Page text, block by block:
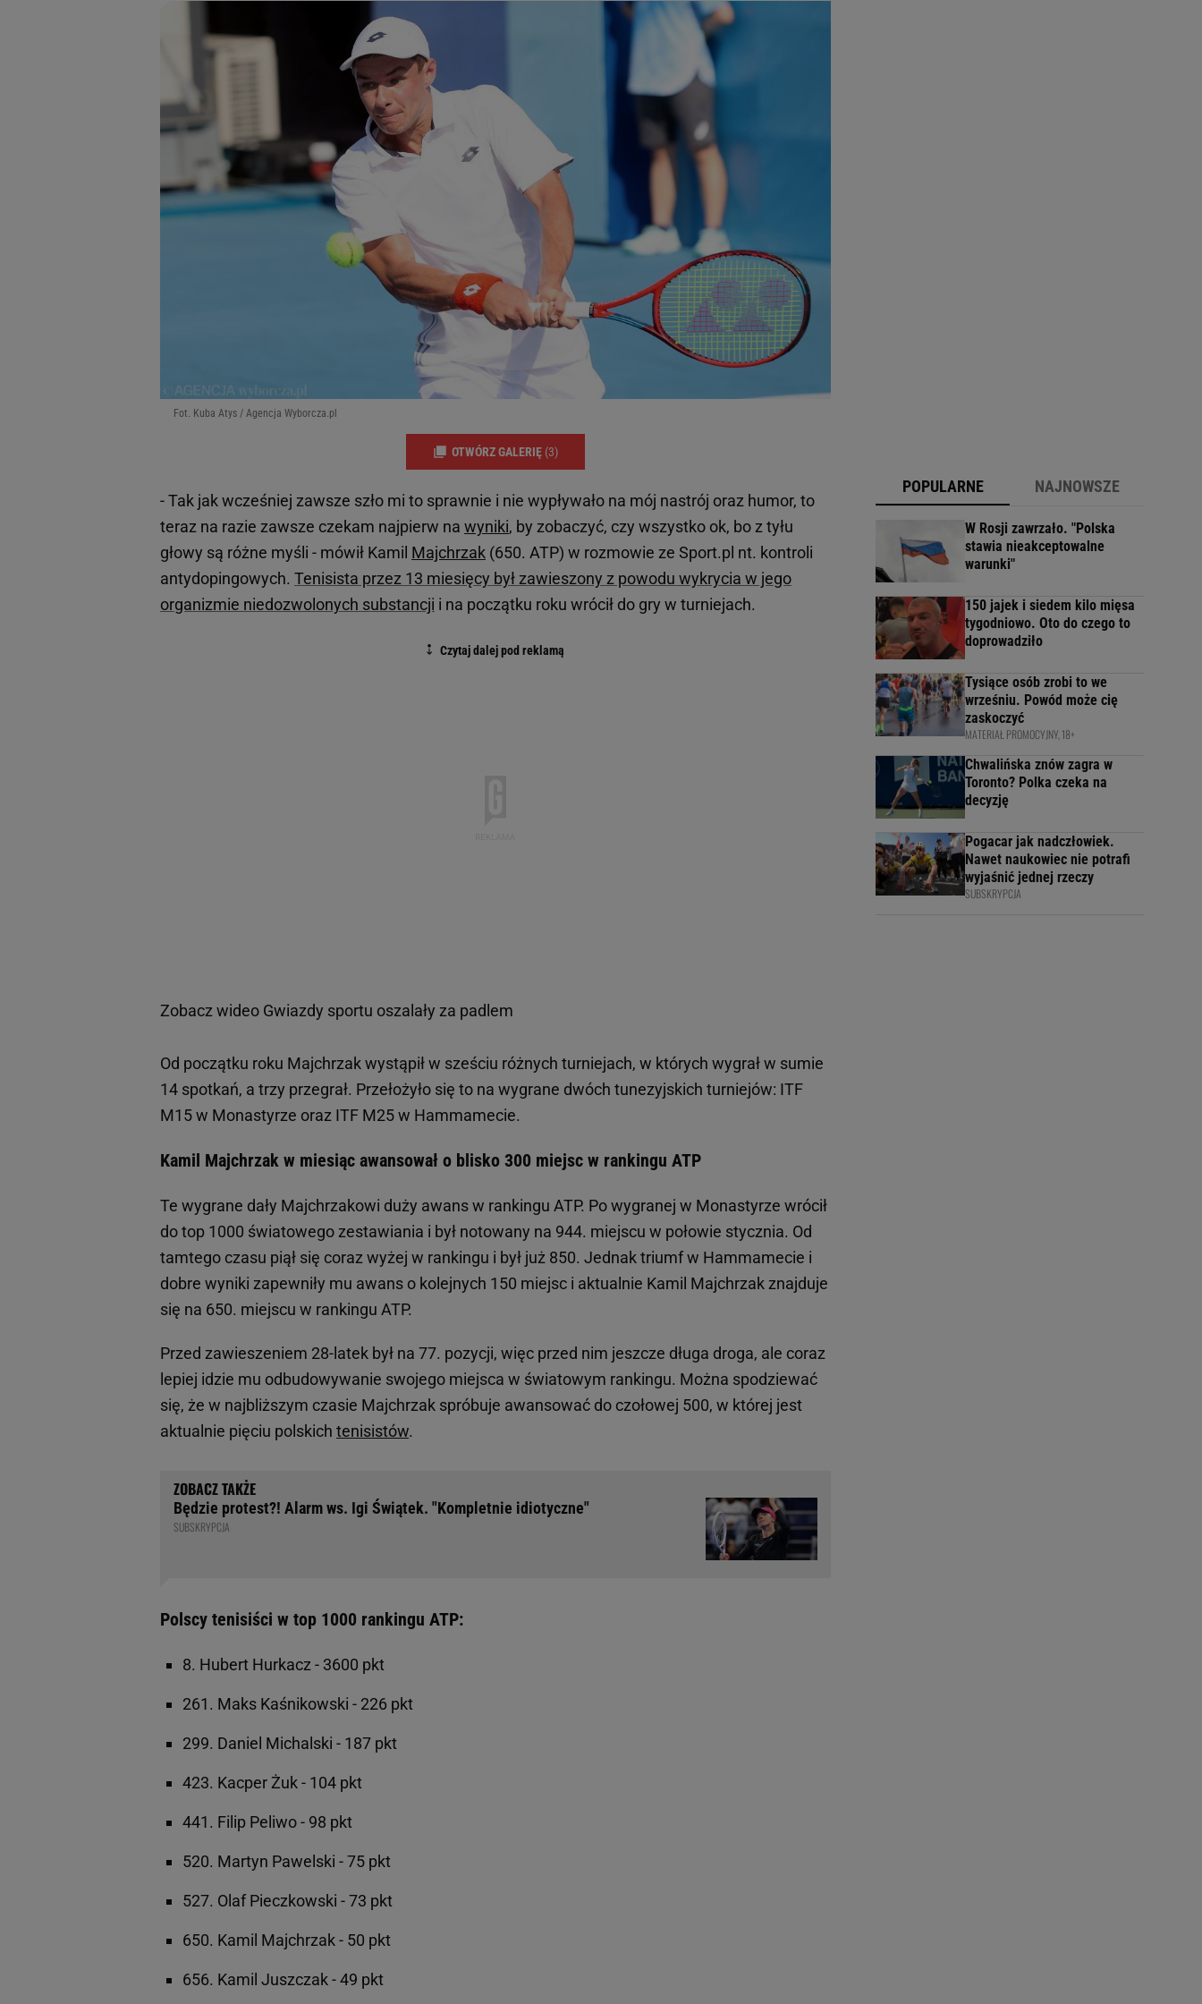
Fot. Kuba Atys / Agencja Wyborcza.pl
OTWÓRZ GALERIĘ (3)
- Tak jak wcześniej zawsze szło mi to sprawnie i nie wypływało na mój nastrój oraz humor, to
teraz na razie zawsze czekam najpierw na wyniki, by zobaczyć, czy wszystko ok, bo z tyłu
głowy są różne myśli - mówił Kamil Majchrzak (650. ATP) w rozmowie ze Sport.pl nt. kontroli
antydopingowych. Tenisista przez 13 miesięcy był zawieszony z powodu wykrycia w jego
organizmie niedozwolonych substancji i na początku roku wrócił do gry w turniejach.
Zobacz wideo Gwiazdy sportu oszalały za padlem
Od początku roku Majchrzak wystąpił w sześciu różnych turniejach, w których wygrał w sumie
14 spotkań, a trzy przegrał. Przełożyło się to na wygrane dwóch tunezyjskich turniejów: ITF
M15 w Monastyrze oraz ITF M25 w Hammamecie.
Kamil Majchrzak w miesiąc awansował o blisko 300 miejsc w rankingu ATP
Te wygrane dały Majchrzakowi duży awans w rankingu ATP. Po wygranej w Monastyrze wrócił
do top 1000 światowego zestawiania i był notowany na 944. miejscu w połowie stycznia. Od
tamtego czasu piął się coraz wyżej w rankingu i był już 850. Jednak triumf w Hammamecie i
dobre wyniki zapewniły mu awans o kolejnych 150 miejsc i aktualnie Kamil Majchrzak znajduje
się na 650. miejscu w rankingu ATP.
Przed zawieszeniem 28-latek był na 77. pozycji, więc przed nim jeszcze długa droga, ale coraz
lepiej idzie mu odbudowywanie swojego miejsca w światowym rankingu. Można spodziewać
się, że w najbliższym czasie Majchrzak spróbuje awansować do czołowej 500, w której jest
aktualnie pięciu polskich tenisistów.
Będzie protest?! Alarm ws. Igi Świątek. "Kompletnie idiotyczne"
SUBSKRYPCJA
Polscy tenisiści w top 1000 rankingu ATP:
8. Hubert Hurkacz - 3600 pkt
261. Maks Kaśnikowski - 226 pkt
299. Daniel Michalski - 187 pkt
423. Kacper Żuk - 104 pkt
441. Filip Peliwo - 98 pkt
520. Martyn Pawelski - 75 pkt
527. Olaf Pieczkowski - 73 pkt
650. Kamil Majchrzak - 50 pkt
656. Kamil Juszczak - 49 pkt
POPULARNE NAJNOWSZE
W Rosji zawrzało. "Polska
stawia nieakceptowalne
warunki"
150 jajek i siedem kilo mięsa
tygodniowo. Oto do czego to
doprowadziło
Tysiące osób zrobi to we
wrześniu. Powód może cię
zaskoczyć
MATERIAŁ PROMOCYJNY, 18+
Chwalińska znów zagra w
Toronto? Polka czeka na
decyzję
Pogacar jak nadczłowiek.
Nawet naukowiec nie potrafi
wyjaśnić jednej rzeczy
SUBSKRYPCJA